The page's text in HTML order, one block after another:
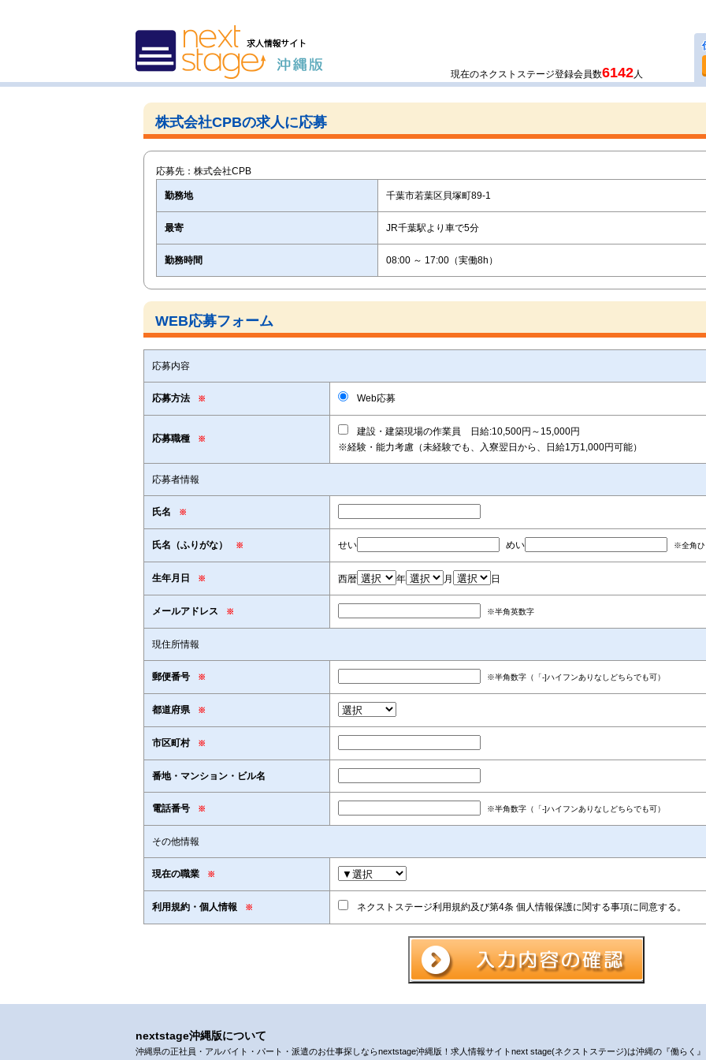
現在のネクストステージ登録会員数6142人
株式会社CPBの求人に応募
応募先：株式会社CPB
勤務地 千葉市若葉区貝塚町89-1
最寄 JR千葉駅より車で5分
勤務時間 08:00 ～ 17:00（実働8h）
WEB応募フォーム
応募内容
応募方法 ※ Web応募
応募職種 ※
建設・建築現場の作業員 日給:10,500円～15,000円
※経験・能力考慮（未経験でも、入寮翌日から、日給1万1,000円可能）
応募者情報
氏名 ※
氏名（ふりがな） ※ せい めい ※全角ひ
生年月日 ※ 西暦 年 月 日
メールアドレス ※ ※半角英数字
現住所情報
郵便番号 ※ ※半角数字（「-]ハイフンありなしどちらでも可）
都道府県 ※
市区町村 ※
番地・マンション・ビル名
電話番号 ※ ※半角数字（「-]ハイフンありなしどちらでも可）
その他情報
現在の職業 ※
利用規約・個人情報 ※ ネクストステージ利用規約及び第4条 個人情報保護に関する事項に同意する。
nextstage沖縄版について
沖縄県の正社員・アルバイト・パート・派遣のお仕事探しならnextstage沖縄版！求人情報サイトnext stage(ネクストステージ)は沖縄の『働らく